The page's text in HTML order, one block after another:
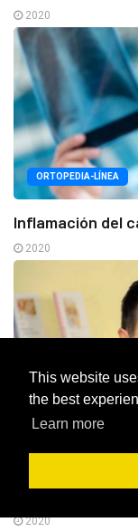
This website
the best
Learn more
2020
ORTOPEDIA-LÍNEA
Inflamación del
2020
Vacunación
2020